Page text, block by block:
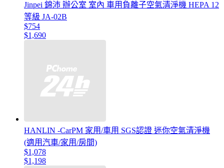
Jinpei 錦沛 辦公室 室內 車用負離子空氣清淨機 HEPA 12
等級 JA-02B
$754
$1,690
HANLIN -CarPM 家用/車用 SGS認證 迷你空氣清淨機
(適用汽車/家用/房間)
$1,078
$1,198